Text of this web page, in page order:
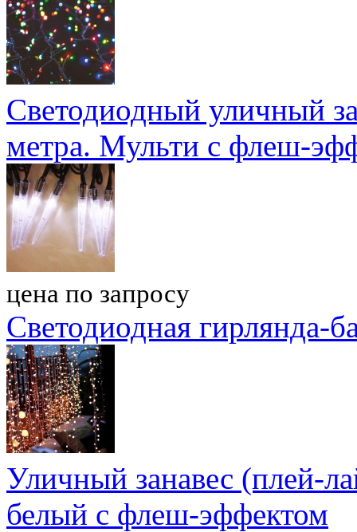
Светодиодный уличный
метра. Мульти с флеш-
цена по запросу
Светодиодная гирлянда-
Уличный занавес (плей-
белый с флеш-эффектом